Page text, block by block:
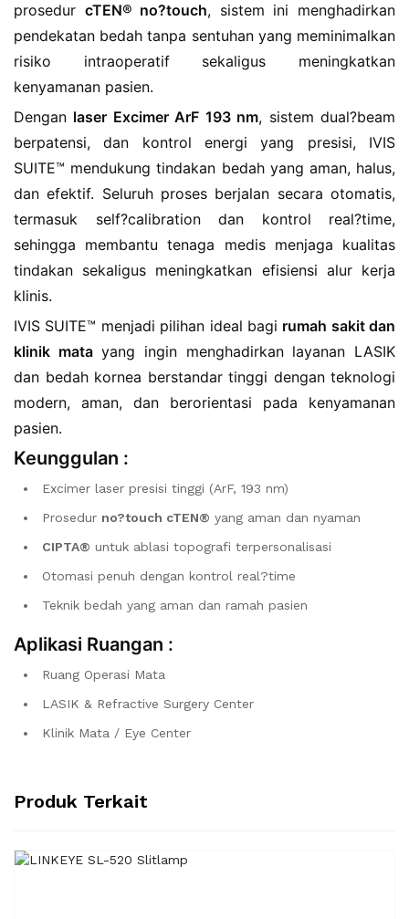
prosedur cTEN® no?touch, sistem ini menghadirkan
pendekatan bedah tanpa sentuhan yang meminimalkan
risiko intraoperatif sekaligus meningkatkan
kenyamanan pasien.
Dengan laser Excimer ArF 193 nm, sistem dual?beam
berpatensi, dan kontrol energi yang presisi, IVIS
SUITE™ mendukung tindakan bedah yang aman, halus,
dan efektif. Seluruh proses berjalan secara otomatis,
termasuk self?calibration dan kontrol real?time,
sehingga membantu tenaga medis menjaga kualitas
tindakan sekaligus meningkatkan efisiensi alur kerja
klinis.
IVIS SUITE™ menjadi pilihan ideal bagi rumah sakit dan
klinik matayang ingin menghadirkan layanan LASIK
dan bedah kornea berstandar tinggi dengan teknologi
modern, aman, dan berorientasi pada kenyamanan
pasien.
Keunggulan :
Excimer laser presisi tinggi (ArF, 193 nm)
Prosedur no?touch cTEN® yang aman dan nyaman
CIPTA® untuk ablasi topografi terpersonalisasi
Otomasi penuh dengan kontrol real?time
Teknik bedah yang aman dan ramah pasien
Aplikasi Ruangan :
Ruang Operasi Mata
LASIK & Refractive Surgery Center
Klinik Mata / Eye Center
Produk Terkait